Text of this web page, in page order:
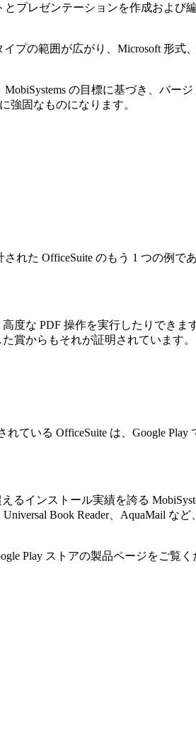
プレゼンテーションを作成および
プの範囲が広がり、Microsoft 形式
の目標に基づき、バー
強固なものになります。
れた OfficeSuite のもう 1 つの例で
度な PDF 操作を実行したりでき
賞からもそれが証明されています。
ている OfficeSuite は、Google
インストール実績を誇る
Book Reader、AquaMail な
Play ストアの製品ページをご覧く